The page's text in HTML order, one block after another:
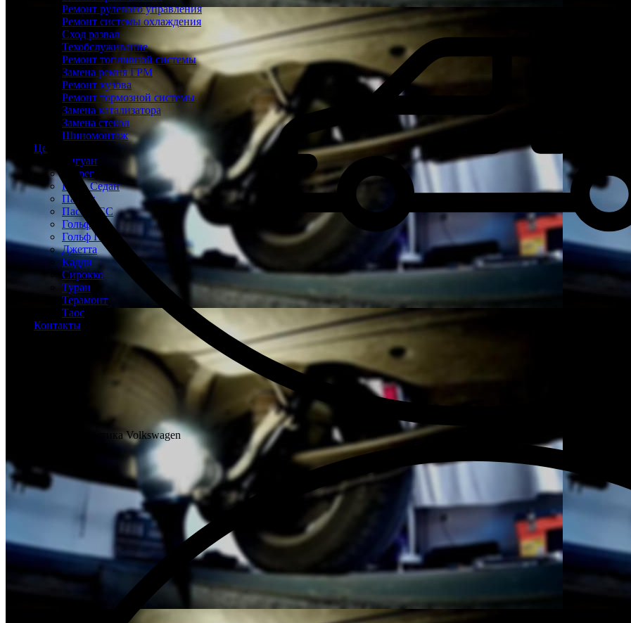
Ремонт рулевого управления
Ремонт системы охлаждения
Сход развал
Техобслуживание
Ремонт топливной системы
Замена ремня ГРМ
Ремонт кузова
Ремонт тормозной системы
Замена катализатора
Замена стекол
Шиномонтаж
Цены
Тигуан
Туарег
Поло Седан
Пассат
Пассат СС
Гольф
Гольф Плюс
Джетта
Кадди
Сирокко
Туран
Терамонт
Таос
Контакты
Бесплатная диагностика Volkswagen